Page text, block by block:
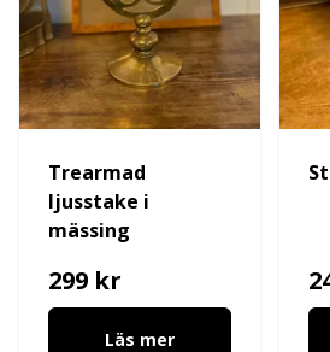
Trearmad
ljusstake i
mässing
299 kr
Läs mer